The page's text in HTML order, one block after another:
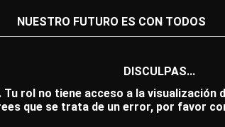
NUESTRO FUTURO ES CON TODOS
DISCULPAS...
Tu rol no tiene acceso a la visualización
que se trata de un error, por favor